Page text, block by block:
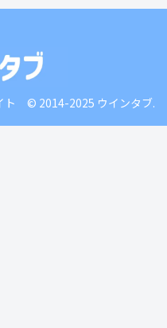
ト © 2014-2025 ウインタブ.